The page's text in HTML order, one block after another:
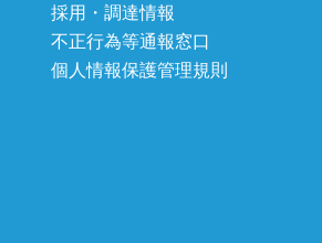
採用・調達情報
不正行為等通報窓口
個人情報保護管理規則